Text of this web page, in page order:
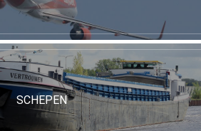
SCHEPEN